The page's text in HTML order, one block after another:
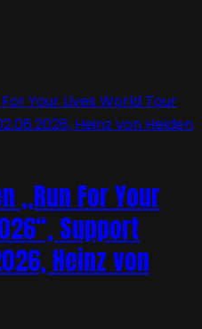
„Run For Your
Support
Heinz von